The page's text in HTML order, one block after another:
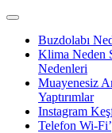
Buzdolabı
Klima Neden
Nedenleri
Muayenesiz
Yaptırımlar
Instagram
Telefon Wi-